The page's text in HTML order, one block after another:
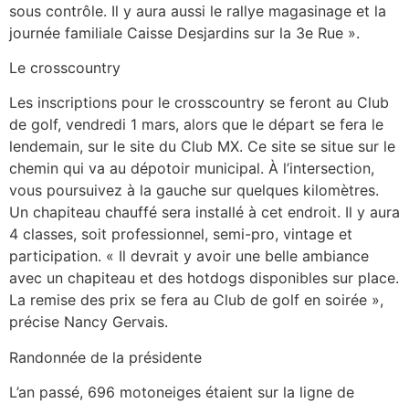
sous contrôle. Il y aura aussi le rallye magasinage et la
journée familiale Caisse Desjardins sur la 3e Rue ».
Le crosscountry
Les inscriptions pour le crosscountry se feront au Club
de golf, vendredi 1 mars, alors que le départ se fera le
lendemain, sur le site du Club MX. Ce site se situe sur le
chemin qui va au dépotoir municipal. À l’intersection,
vous poursuivez à la gauche sur quelques kilomètres.
Un chapiteau chauffé sera installé à cet endroit. Il y aura
4 classes, soit professionnel, semi-pro, vintage et
participation. « Il devrait y avoir une belle ambiance
avec un chapiteau et des hotdogs disponibles sur place.
La remise des prix se fera au Club de golf en soirée »,
précise Nancy Gervais.
Randonnée de la présidente
L’an passé, 696 motoneiges étaient sur la ligne de